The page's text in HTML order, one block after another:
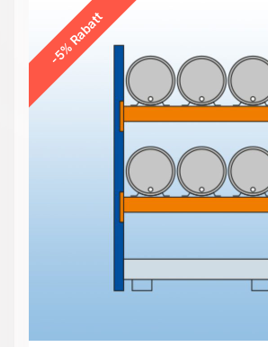
-5% Rabatt